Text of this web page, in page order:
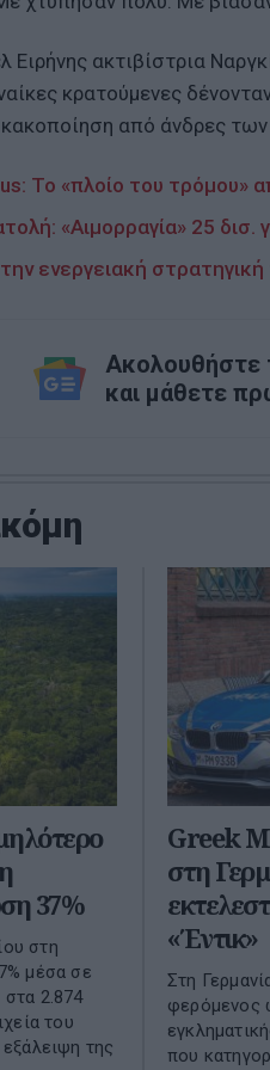
Ειρήνης ακτιβίστρια
κρατούμενες
από άνδρες
Το «πλοίο του τρόμου»
«Αιμορραγία» 25 δισ.
ενεργειακή
Ακολουθήστε
και μάθετε
37%
στη
μέσα σε
2.874
του
της
Greek
στη
«Έντικ»
Στη
φερόμενος
που